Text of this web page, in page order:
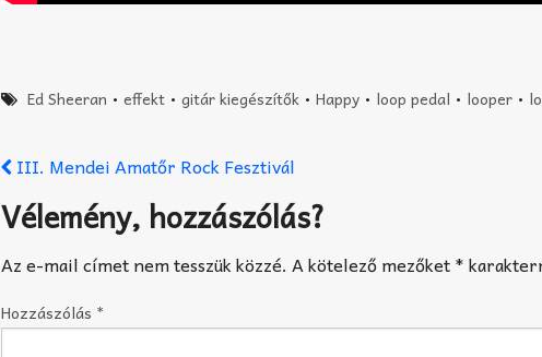
Ed Sheeran • effekt• gitár kiegészítők• Happy• loop pedal • looper•
III. Mendei Amatőr Rock Fesztivál
Vélemény, hozzászólás?
Az e-mail címet nem tesszük közzé. A kötelező mezőket*
Hozzászólás *